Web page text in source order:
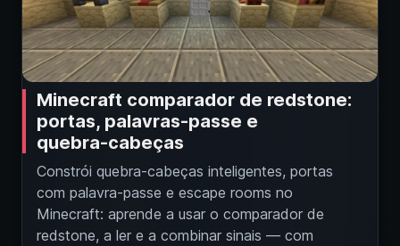
Minecraft comparador de redstone:
portas, palavras‑passe e
quebra‑cabeças
Constrói quebra‑cabeças inteligentes, portas
com palavra‑passe e escape rooms no
Minecraft: aprende a usar o comparador de
redstone, a ler e a combinar sinais — com